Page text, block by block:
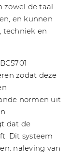
zowel de taal
en kunnen
techniek en
zodat deze
normen uit
dat de
Dit systeem
naleving van